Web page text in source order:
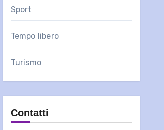
Sport
Tempo libero
Turismo
Contatti